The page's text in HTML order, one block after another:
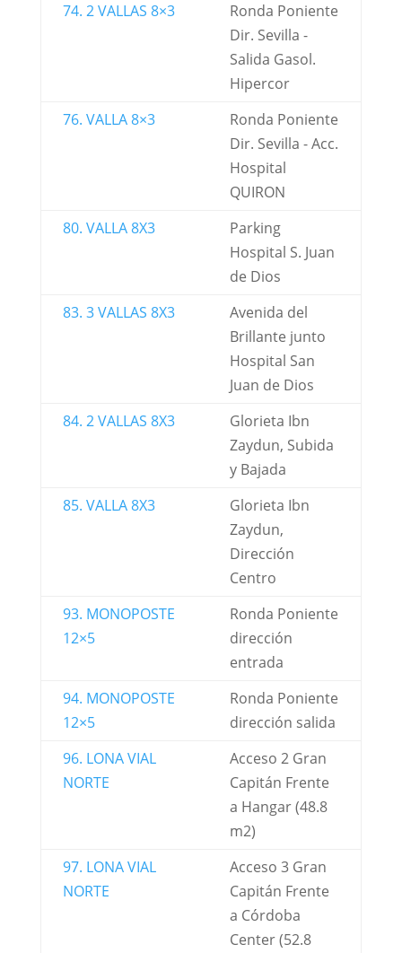
74. 2 VALLAS 8×3
Ronda Poniente
Dir. Sevilla -
Salida Gasol.
Hipercor
76. VALLA 8×3
Ronda Poniente
Dir. Sevilla - Acc.
Hospital
QUIRON
80. VALLA 8X3
Parking
Hospital S. Juan
de Dios
83. 3 VALLAS 8X3
Avenida del
Brillante junto
Hospital San
Juan de Dios
84. 2 VALLAS 8X3
Glorieta Ibn
Zaydun, Subida
y Bajada
85. VALLA 8X3
Glorieta Ibn
Zaydun,
Dirección
Centro
93. MONOPOSTE
12×5
Ronda Poniente
dirección
entrada
94. MONOPOSTE
12×5
Ronda Poniente
dirección salida
96. LONA VIAL
NORTE
Acceso 2 Gran
Capitán Frente
a Hangar (48.8
m2)
97. LONA VIAL
NORTE
Acceso 3 Gran
Capitán Frente
a Córdoba
Center (52.8